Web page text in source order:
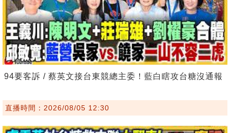
94要客訴 / 蔡英文接台東競總主委！藍白瞎攻台糖沒通報
直播時間：2026/08/05 12:30